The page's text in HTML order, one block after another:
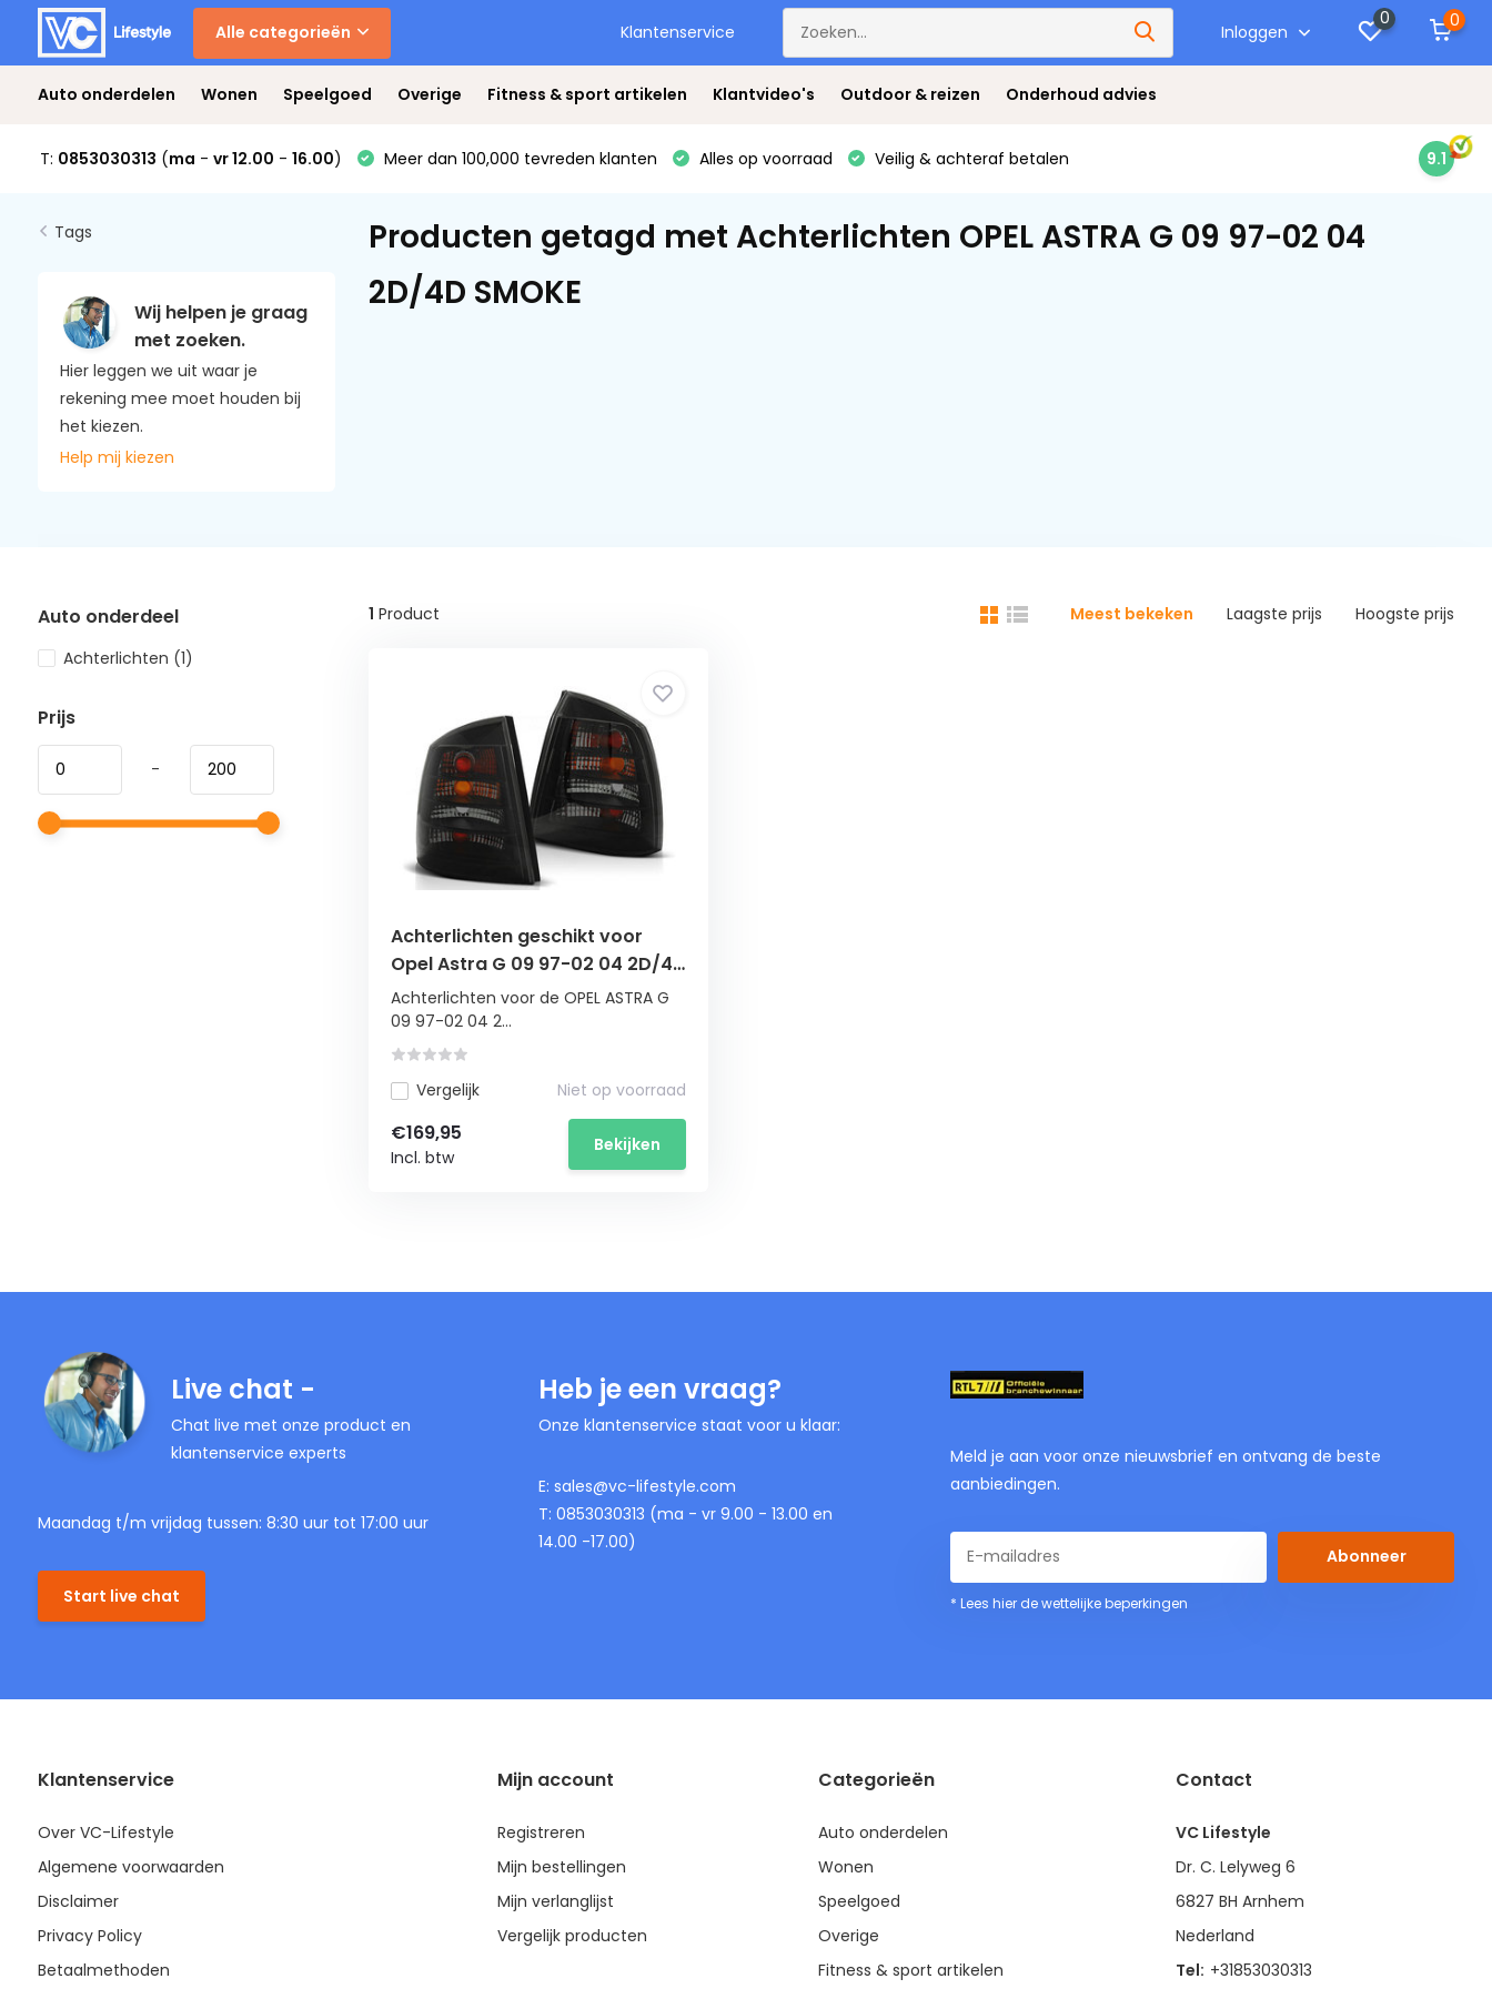
Alle categorieën Klantenservice Inloggen
0 0
Auto onderdelen Wonen Speelgoed Overige Fitness & sport artikelen Klantvideo's Outdoor & reizen Onderhoud advies
T: 0853030313 (ma - vr 12.00 - 16.00) Meer dan 100,000 tevreden klanten Alles op voorraad Veilig & achteraf betalen 9.1
Tags
Wij helpen je graag
met zoeken.
Hier leggen we uit waar je
rekening mee moet houden bij
het kiezen.
Help mij kiezen
Producten getagd met Achterlichten OPEL ASTRA G 09 97-02 04
2D/4D SMOKE
Auto onderdeel
Achterlichten (1)
Prijs
-
1 Product Meest bekeken Laagste prijs Hoogste prijs
Achterlichten geschikt voor
Opel Astra G 09 97-02 04 2D/4D
smoke
Achterlichten voor de OPEL ASTRA G
09 97-02 04 2...
Vergelijk Niet op voorraad
€169,95
Incl. btw
Bekijken
Live chat -
Chat live met onze product en
klantenservice experts
Maandag t/m vrijdag tussen: 8:30 uur tot 17:00 uur
Start live chat
Heb je een vraag?
Onze klantenservice staat voor u klaar:
E: sales@vc-lifestyle.com
T: 0853030313 (ma - vr 9.00 - 13.00 en
14.00 -17.00)
Meld je aan voor onze nieuwsbrief en ontvang de beste
aanbiedingen.
Abonneer
* Lees hier de wettelijke beperkingen
Klantenservice
Over VC-Lifestyle
Algemene voorwaarden
Disclaimer
Privacy Policy
Betaalmethoden
Mijn account
Registreren
Mijn bestellingen
Mijn verlanglijst
Vergelijk producten
Categorieën
Auto onderdelen
Wonen
Speelgoed
Overige
Fitness & sport artikelen
Contact
VC Lifestyle
Dr. C. Lelyweg 6
6827 BH Arnhem
Nederland
Tel: +31853030313